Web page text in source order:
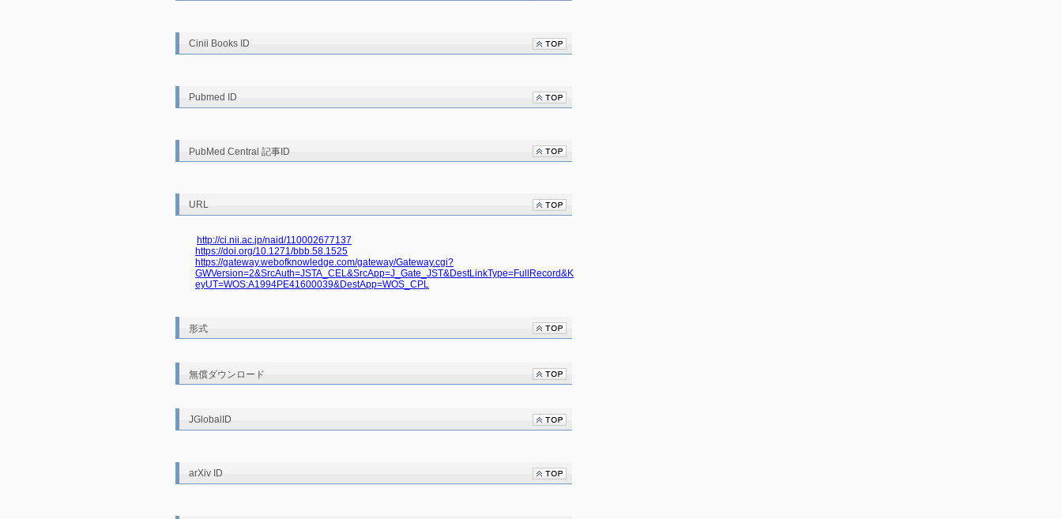
Cinii Books ID
Pubmed ID
PubMed Central 記事ID
URL
http://ci.nii.ac.jp/naid/110002677137
https://doi.org/10.1271/bbb.58.1525
https://gateway.webofknowledge.com/gateway/Gateway.cgi?
GWVersion=2&SrcAuth=JSTA_CEL&SrcApp=J_Gate_JST&DestLinkType=FullRecord&K
eyUT=WOS:A1994PE41600039&DestApp=WOS_CPL
形式
無償ダウンロード
JGlobalID
arXiv ID